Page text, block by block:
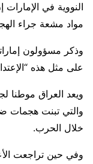
النووية في
مواد مشعة ​جراء
وذكر مسؤولون
على مثل هذه
ويعد العراق موطنا
والتي تبنت هجمات
خلال الحرب.
وفي حين تراجعت